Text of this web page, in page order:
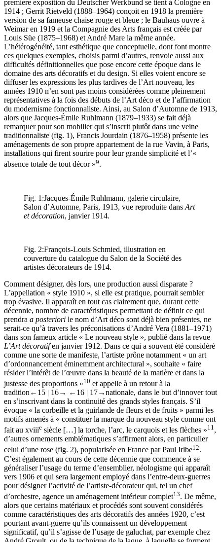
première exposition du Deutscher Werkbund se tient à Cologne en
1914 ; Gerrit Rietveld (1888–1964) conçoit en 1918 la première
version de sa fameuse chaise rouge et bleue ; le Bauhaus ouvre à
Weimar en 1919 et la Compagnie des Arts français est créée par
Louis Süe (1875–1968) et André Mare la même année.
L’hétérogénéité, tant esthétique que conceptuelle, dont font montre
ces quelques exemples, choisis parmi d’autres, renvoie aussi aux
difficultés définitionnelles que pose encore cette époque dans le
domaine des arts décoratifs et du design. Si elles voient encore se
diffuser les expressions les plus tardives de l’Art nouveau, les
années 1910 n’en sont pas moins considérées comme pleinement
représentatives à la fois des débuts de l’Art déco et de l’affirmation
du modernisme fonctionnaliste. Ainsi, au Salon d’Automne de 1913,
alors que Jacques-Émile Ruhlmann (1879–1933) se fait déjà
remarquer pour son mobilier qui s’inscrit plutôt dans une veine
traditionnaliste (fig. 1), Francis Jourdain (1876–1958) présente les
aménagements de son propre appartement de la rue Vavin, à Paris,
installations qui firent sourire pour leur grande simplicité et l’«
absence totale de tout décor »9.
Fig. 1:Jacques-Émile Ruhlmann, galerie circulaire,
Salon d’Automne, Paris, 1913, vue reproduite dans Art
et décoration, janvier 1914.
Fig. 2:François-Louis Schmied, illustration en
couverture du catalogue du Salon de la Société des
artistes décorateurs de 1914.
Comment désigner, dès lors, une production aussi disparate ?
L’appellation « style 1910 », si elle est pratique, pourrait sembler
trop évasive. Il apparaît en tout cas clairement que, durant cette
décennie, nombre de caractéristiques permettant de définir ce qui
prendra a posteriori le nom d’Art déco sont déjà bien présentes, ne
serait-ce qu’à travers les préconisations d’André Vera (1881–1971)
dans son fameux article « Le nouveau style », publié dans la revue
L’Art décoratifen janvier 1912. Dans ce qui a souvent été considéré
comme une sorte de manifeste, l’artiste prône notamment « un art
d’ordonnancement éminemment architectural », souhaite « faire
résider l’intérêt de l’œuvre dans la beauté de la matière et dans la
justesse des proportions »10 et appelle à un retour à la
tradition ←15 | 16→ ←16 | 17→nationale, dans le but d’innover tout
en s’inscrivant dans la continuité des grands styles français. S’il
évoque « la corbeille et la guirlande de fleurs et de fruits » parmi les
motifs amenés à « constituer la marque du nouveau style comme ont
fait au xviiie siècle […] la torche, l’arc, le carquois et les flèches »11,
d’autres ornements emblématiques s’affirment alors, en particulier
celui d’une rose (fig. 2), popularisée en France par Paul Iribe12.
C’est également au cours de cette décennie que commence à se
généraliser l’usage du terme d’ensemblier, néologisme qui apparaît
vers 1906 et qui sera largement employé dans l’entre-deux-guerres
pour désigner l’activité de l’artiste-décorateur qui, tel un chef
d’orchestre, agence un aménagement intérieur complet13. De même,
alors que certains matériaux et procédés sont souvent considérés
comme caractéristiques des arts décoratifs des années 1920, c’est
pourtant avant-guerre qu’ils connaissent un développement
significatif, qu’il s’agisse de l’usage de galuchat, par exemple chez